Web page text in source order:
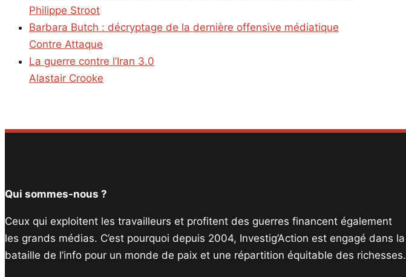
Philippe Stroot
Barbara Butch : décryptage de la dernière offensive médiatique
Contre Attaque
La guerre contre l’Iran 3.0
Alastair Crooke
Qui sommes-nous ?
Ceux qui exploitent les travailleurs et profitent des guerres financent également
les grands médias. C’est pourquoi depuis 2004, Investig’Action est engagé dans la
bataille de l’info pour un monde de paix et une répartition équitable des richesses.